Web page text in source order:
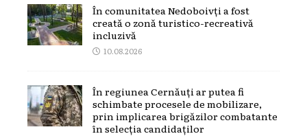
În comunitatea Nedoboivți a fost
creată o zonă turistico-recreativă
incluzivă
10.08.2026
În regiunea Cernăuți ar putea fi
schimbate procesele de mobilizare,
prin implicarea brigăzilor combatante
în selecția candidaților